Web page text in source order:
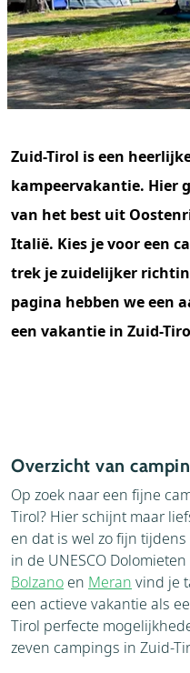
Zuid-Tirol is een
kampeervakantie. Hier
van het best uit
Italië. Kies je voor een
trek je zuidelijker
pagina hebben we een
een vakantie in Zuid-
Overzicht van
Op zoek naar een fijne
Tirol? Hier schijnt maar
en dat is wel zo fijn
in de UNESCO
Bolzano en Meran vind je
een actieve vakantie als
Tirol perfecte
zeven campings in Zuid-